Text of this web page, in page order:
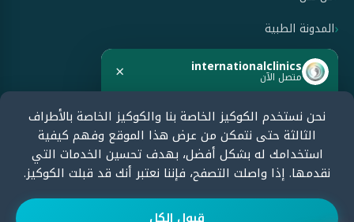
internationalclinics
متصل الآن ×
هل تحتاج مساعدة؟
ابدأ الدردشة الآن وسنرد بسرعة.
المدونة الطبية
سياسة الاستخدام
سياسة الخصوصية
سياسة الإلغاء والاسترداد
معتمدون من قبل
نحن نستخدم الكوكيز الخاصة بنا والكوكيز الخاصة بالأطراف
الثالثة حتى نتمكن من عرض هذا الموقع وفهم كيفية
استخدامك له بشكل أفضل، بهدف تحسين الخدمات التي
نقدمها. إذا واصلت التصفح، فإننا نعتبر أنك قد قبلت الكوكيز.